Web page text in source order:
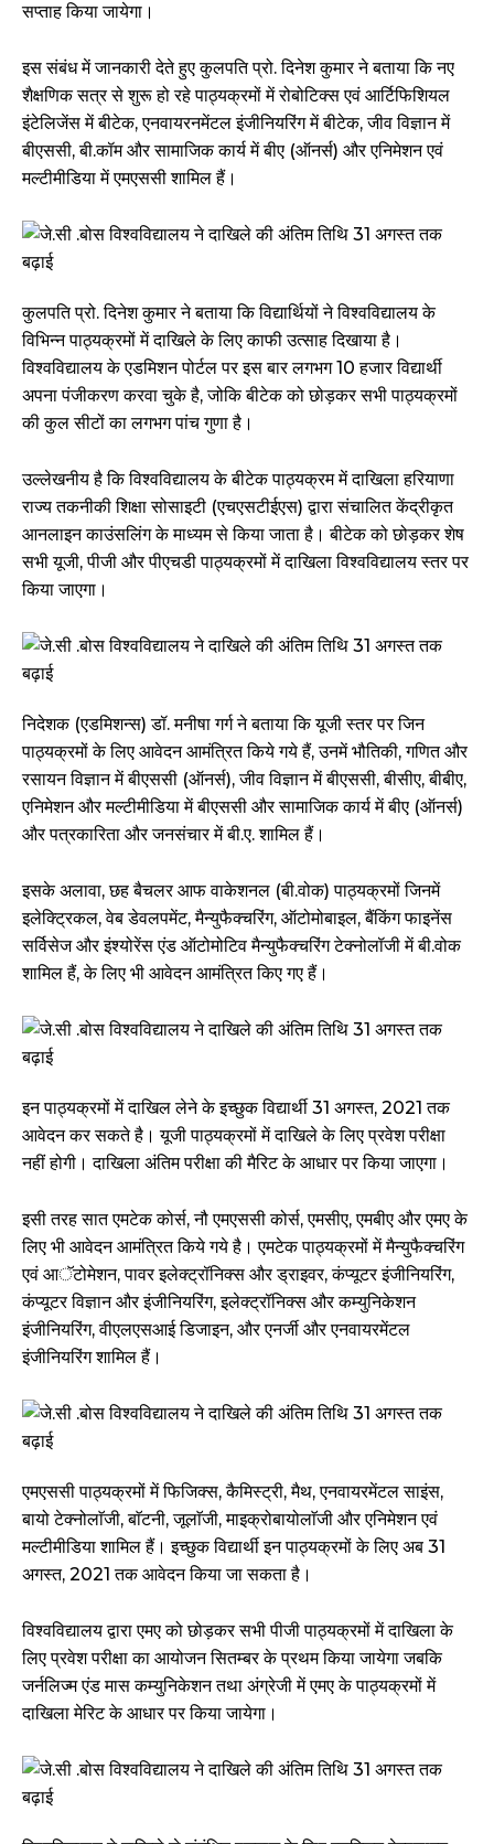
सप्ताह किया जायेगा।
इस संबंध में जानकारी देते हुए कुलपति प्रो. दिनेश कुमार ने बताया कि नए
शैक्षणिक सत्र से शुरू हो रहे पाठ्यक्रमों में रोबोटिक्स एवं आर्टिफिशियल
इंटेलिजेंस में बीटेक, एनवायरनमेंटल इंजीनियरिंग में बीटेक, जीव विज्ञान में
बीएससी, बी.कॉम और सामाजिक कार्य में बीए (ऑनर्स) और एनिमेशन एवं
मल्टीमीडिया में एमएससी शामिल हैं।
कुलपति प्रो. दिनेश कुमार ने बताया कि विद्यार्थियों ने विश्वविद्यालय के
विभिन्न पाठ्यक्रमों में दाखिले के लिए काफी उत्साह दिखाया है।
विश्वविद्यालय के एडमिशन पोर्टल पर इस बार लगभग 10 हजार विद्यार्थी
अपना पंजीकरण करवा चुके है, जोकि बीटेक को छोड़कर सभी पाठ्यक्रमों
की कुल सीटों का लगभग पांच गुणा है।
उल्लेखनीय है कि विश्वविद्यालय के बीटेक पाठ्यक्रम में दाखिला हरियाणा
राज्य तकनीकी शिक्षा सोसाइटी (एचएसटीईएस) द्वारा संचालित केंद्रीकृत
आनलाइन काउंसलिंग के माध्यम से किया जाता है। बीटेक को छोड़कर शेष
सभी यूजी, पीजी और पीएचडी पाठ्यक्रमों में दाखिला विश्वविद्यालय स्तर पर
किया जाएगा।
निदेशक (एडमिशन्स) डॉ. मनीषा गर्ग ने बताया कि यूजी स्तर पर जिन
पाठ्यक्रमों के लिए आवेदन आमंत्रित किये गये हैं, उनमें भौतिकी, गणित और
रसायन विज्ञान में बीएससी (ऑनर्स), जीव विज्ञान में बीएससी, बीसीए, बीबीए,
एनिमेशन और मल्टीमीडिया में बीएससी और सामाजिक कार्य में बीए (ऑनर्स)
और पत्रकारिता और जनसंचार में बी.ए. शामिल हैं।
इसके अलावा, छह बैचलर आफ वाकेशनल (बी.वोक) पाठ्यक्रमों जिनमें
इलेक्ट्रिकल, वेब डेवलपमेंट, मैन्युफैक्चरिंग, ऑटोमोबाइल, बैंकिंग फाइनेंस
सर्विसेज और इंश्योरेंस एंड ऑटोमोटिव मैन्युफैक्चरिंग टेक्नोलॉजी में बी.वोक
शामिल हैं, के लिए भी आवेदन आमंत्रित किए गए हैं।
इन पाठ्यक्रमों में दाखिल लेने के इच्छुक विद्यार्थी 31 अगस्त, 2021 तक
आवेदन कर सकते है। यूजी पाठ्यक्रमों में दाखिले के लिए प्रवेश परीक्षा
नहीं होगी। दाखिला अंतिम परीक्षा की मैरिट के आधार पर किया जाएगा।
इसी तरह सात एमटेक कोर्स, नौ एमएससी कोर्स, एमसीए, एमबीए और एमए के
लिए भी आवेदन आमंत्रित किये गये है। एमटेक पाठ्यक्रमों में मैन्युफैक्चरिंग
एवं आॅटोमेशन, पावर इलेक्ट्रॉनिक्स और ड्राइवर, कंप्यूटर इंजीनियरिंग,
कंप्यूटर विज्ञान और इंजीनियरिंग, इलेक्ट्रॉनिक्स और कम्युनिकेशन
इंजीनियरिंग, वीएलएसआई डिजाइन, और एनर्जी और एनवायरमेंटल
इंजीनियरिंग शामिल हैं।
एमएससी पाठ्यक्रमों में फिजिक्स, कैमिस्ट्री, मैथ, एनवायरमेंटल साइंस,
बायो टेक्नोलाॅजी, बाॅटनी, जूलाॅजी, माइक्रोबायोलाॅजी और एनिमेशन एवं
मल्टीमीडिया शामिल हैं। इच्छुक विद्यार्थी इन पाठ्यक्रमों के लिए अब 31
अगस्त, 2021 तक आवेदन किया जा सकता है।
विश्वविद्यालय द्वारा एमए को छोड़कर सभी पीजी पाठ्यक्रमों में दाखिला के
लिए प्रवेश परीक्षा का आयोजन सितम्बर के प्रथम किया जायेगा जबकि
जर्नलिज्म एंड मास कम्युनिकेशन तथा अंग्रेजी में एमए के पाठ्यक्रमों में
दाखिला मेरिट के आधार पर किया जायेगा।